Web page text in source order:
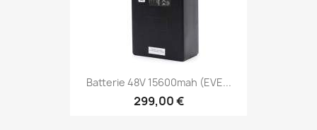
Batterie 48V 15600mah (EVE...
299,00 €